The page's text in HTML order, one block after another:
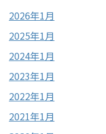
2026年1月
2025年1月
2024年1月
2023年1月
2022年1月
2021年1月